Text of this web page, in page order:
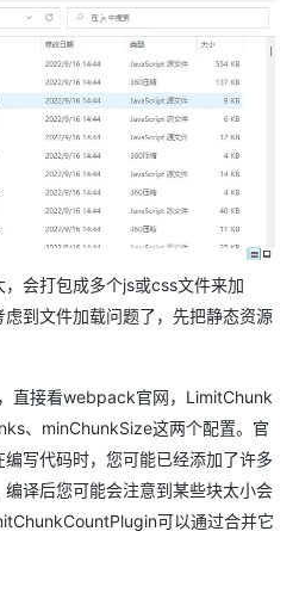
会打包成多个js或css文件来加
到文件加载问题了，先把静态资源
直接看webpack官网，LimitChunk
、minChunkSize这两个配置。官
写代码时，您可能已经添加了许多
译后您可能会注意到某些块太小会
可以通过合并它